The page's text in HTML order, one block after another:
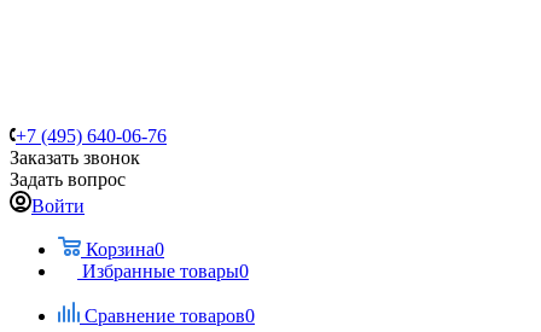
+7 (495) 640-06-76
Заказать звонок
Задать вопрос
Войти
Корзина0
Избранные товары0
Сравнение товаров0